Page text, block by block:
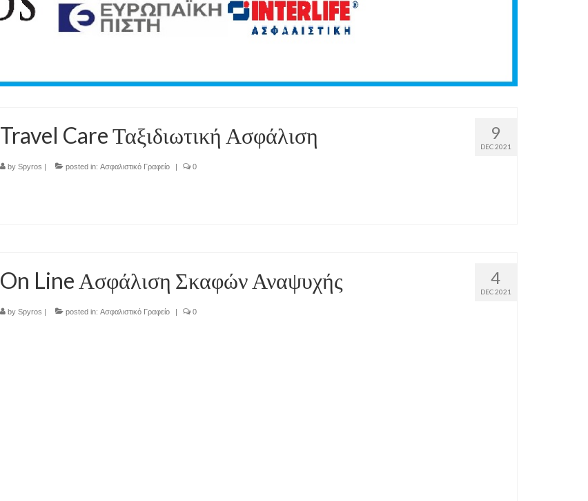
9
DEC 2021
Travel Care Ταξιδιωτική Ασφάλιση
bySpyros | posted in:Ασφαλιστικό Γραφείο | 0
4
DEC 2021
On Line Ασφάλιση Σκαφών Αναψυχής
bySpyros | posted in:Ασφαλιστικό Γραφείο | 0